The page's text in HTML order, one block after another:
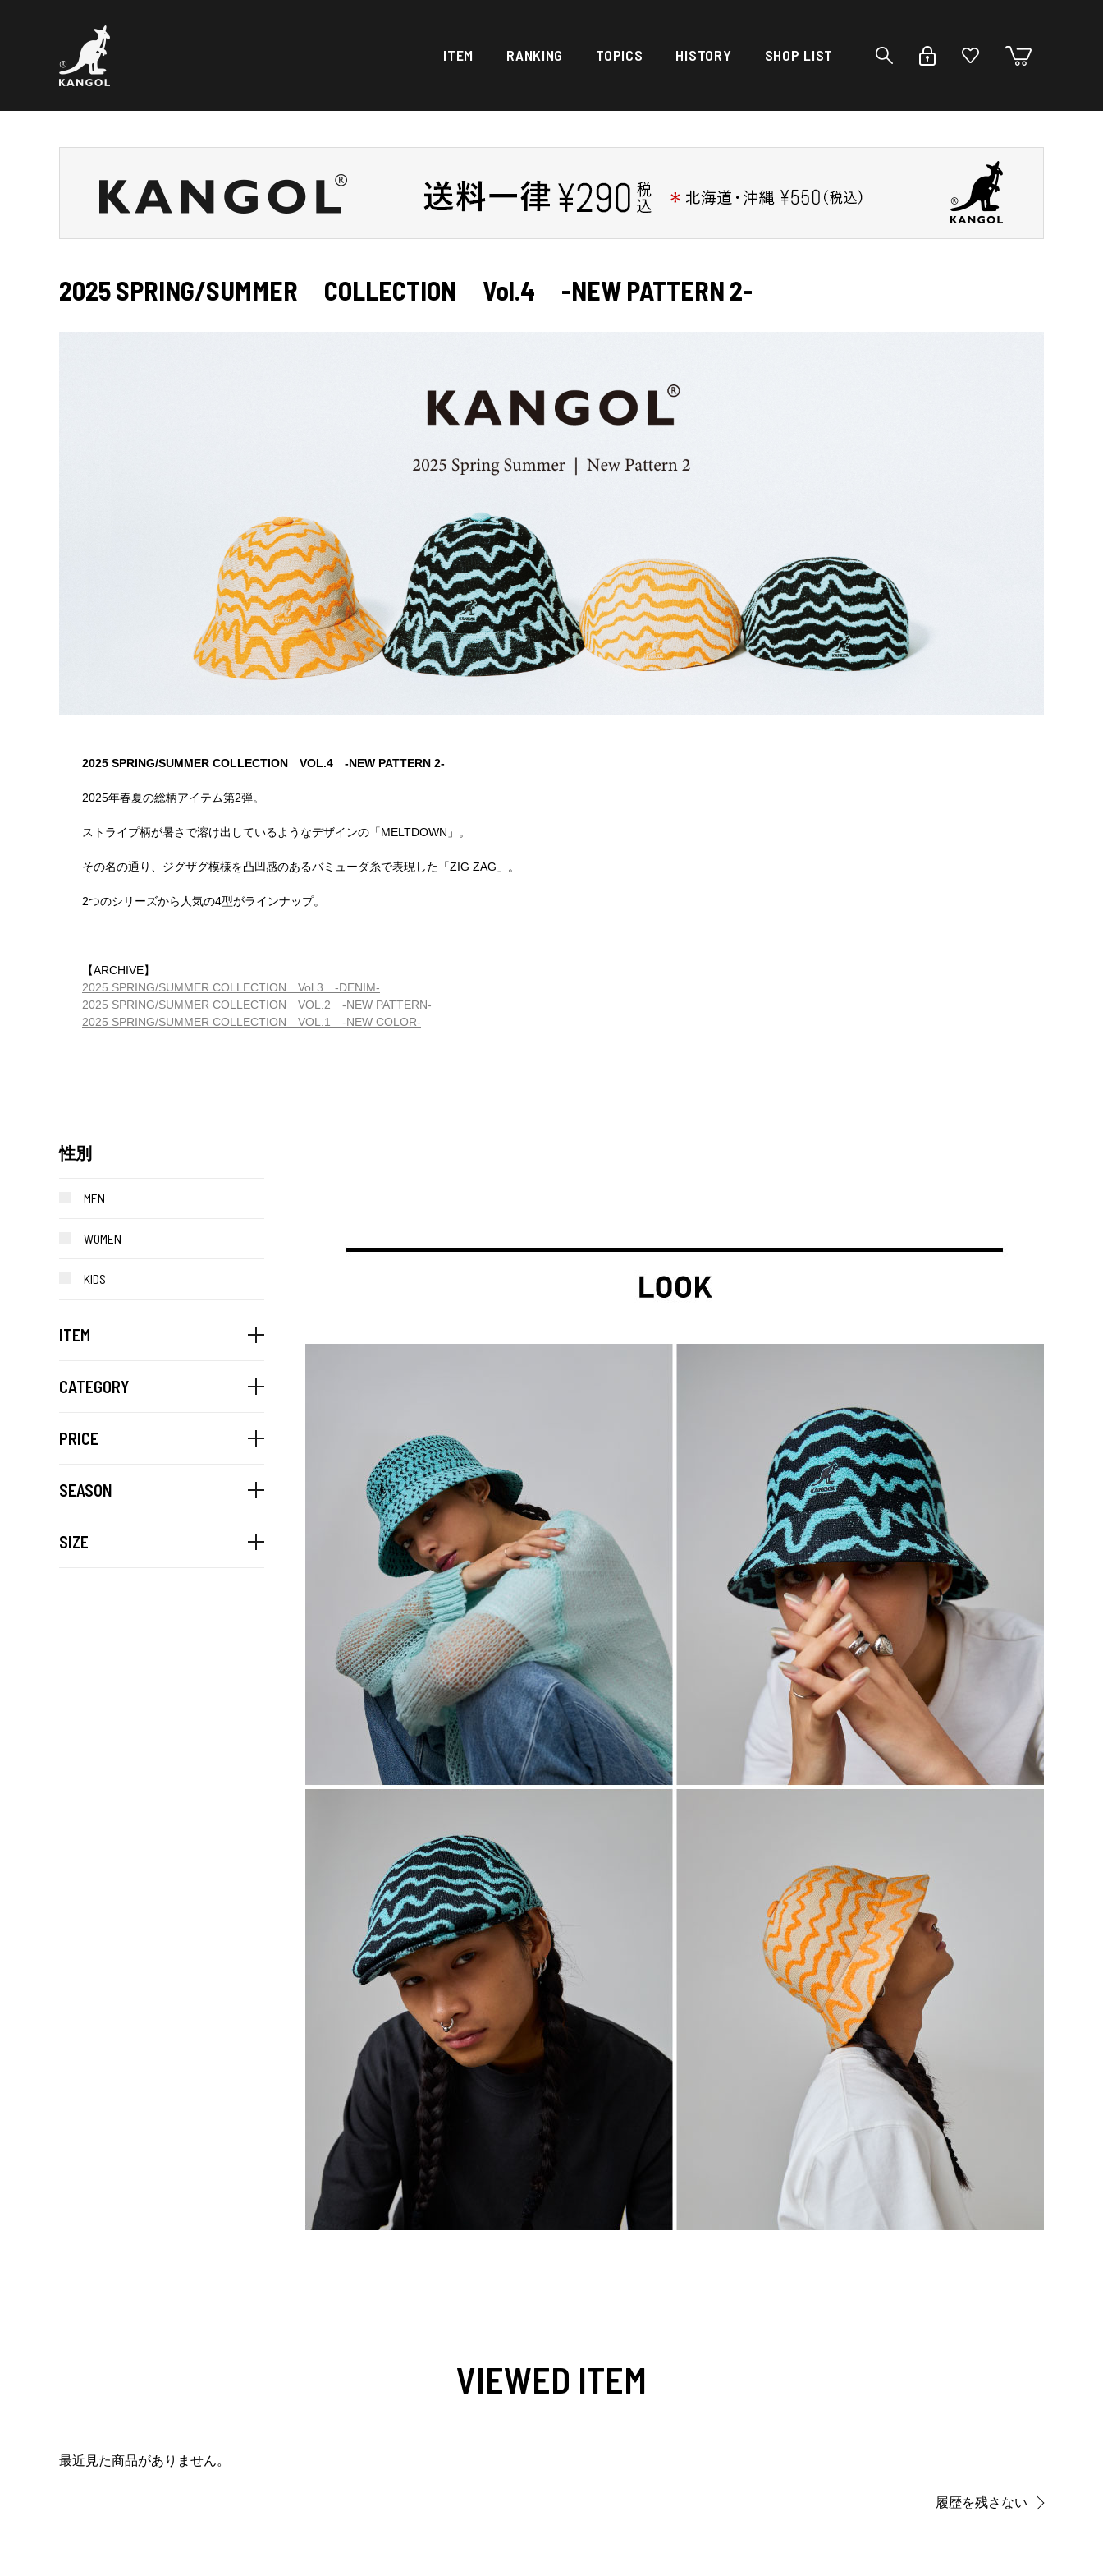
ITEM RANKING TOPICS HISTORY SHOP LIST
2025 SPRING/SUMMER COLLECTION Vol.4 -NEW PATTERN 2-
2025 SPRING/SUMMER COLLECTION VOL.4 -NEW PATTERN 2-
2025年春夏の総柄アイテム第2弾。
ストライプ柄が暑さで溶け出しているようなデザインの「MELTDOWN」。
その名の通り、ジグザグ模様を凸凹感のあるバミューダ糸で表現した「ZIG ZAG」。
2つのシリーズから人気の4型がラインナップ。
【ARCHIVE】
2025 SPRING/SUMMER COLLECTION Vol.3 -DENIM-
2025 SPRING/SUMMER COLLECTION VOL.2 -NEW PATTERN-
2025 SPRING/SUMMER COLLECTION VOL.1 -NEW COLOR-
性別
MEN
WOMEN
KIDS
ITEM
CATEGORY
PRICE
SEASON
SIZE
VIEWED ITEM
最近見た商品がありません。
履歴を残さない